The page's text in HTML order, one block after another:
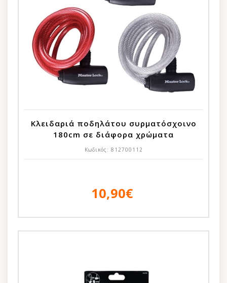
Κλειδαριά ποδηλάτου συρματόσχοινο
180cm σε διάφορα χρώματα
Κωδικός: 812700112
10,90€